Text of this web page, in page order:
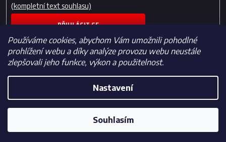
Používáme cookies, abychom Vám umožnili pohodlné
prohlížení webu a díky analýze provozu webu neustále
zlepšovali jeho funkce, výkon a použitelnost.
Nastavení
Souhlasím
(kompletní text souhlasu)
PŘIHLÁSIT SE
Vytvořil Shoptet
Fotbalfans.cz. Všechna práva vyhrazena.